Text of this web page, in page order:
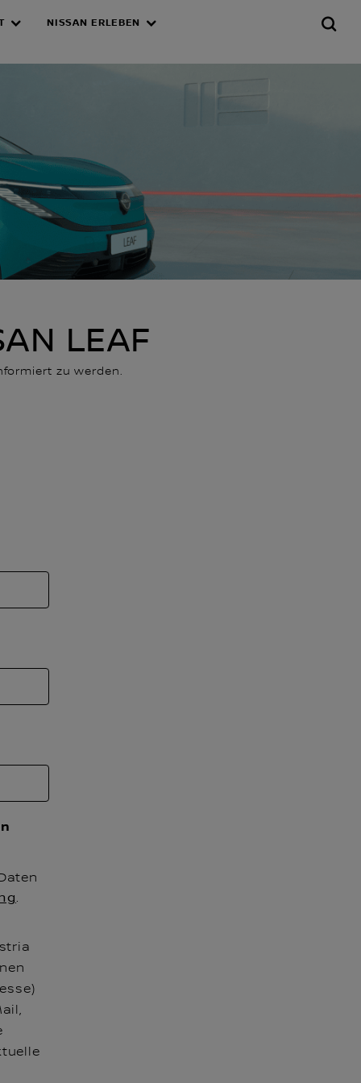
NISSAN ERLEBEN
LEAF
zu werden.
.